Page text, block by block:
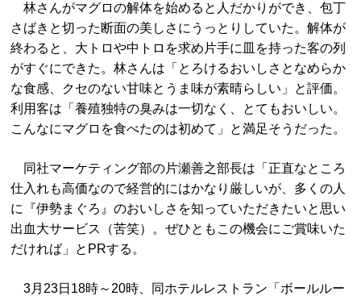
林さんがマグロの解体を始めると人だかりができ、包丁
さばきと切った断面の美しさにうっとりしていた。解体が
終わると、大トロや中トロを求め片手に皿を持った客の列
がすぐにできた。林さんは「とろけるおいしさとなめらか
な食感、クセのない甘味とうま味が素晴らしい」と評価。
利用客は「養殖独特の臭みは一切なく、とてもおいしい。
こんなにマグロを食べたのは初めて」と満足そうだった。
同社マーケティング部の片瀬善之部長は「正直なところ
仕入れも高価なので経営的にはかなり厳しいが、多くの人
に『伊勢まぐろ』のおいしさを知っていただきたいと思い
出血大サービス（苦笑）。ぜひともこの機会にご賞味いた
だければ」とPRする。
3月23日18時～20時、同ホテルレストラン「ボールルー